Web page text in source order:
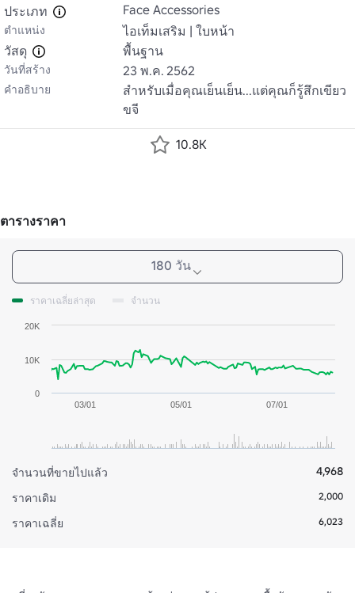
ประเภท
Face Accessories
ตำแหน่ง
ไอเท็มเสริม | ใบหน้า
วัสดุ
พื้นฐาน
วันที่สร้าง 23 พ.ค. 2562
คำอธิบาย
สําหรับเมื่อคุณเย็นเย็น...แต่คุณก็รู้สึกเขียว
ขจี
10.8K
ตารางราคา
180 วัน
ราคาเฉลี่ยล่าสุด จำนวน
03/01 05/01 07/01
0
10K
20K
จำนวนที่ขายไปแล้ว
4,968
ราคาเดิม
2,000
ราคาเฉลี่ย 6,023